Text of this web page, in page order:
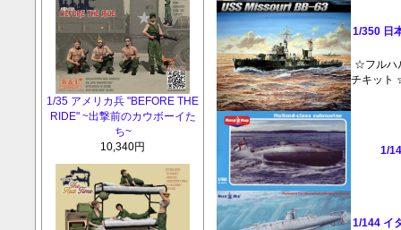
1/35 アメリカ兵 "BEFORE THE
RIDE" ~出撃前のカウボーイた
ち~
10,340円
1/350 日
☆フルハ
チキット
1/
1/144 イ